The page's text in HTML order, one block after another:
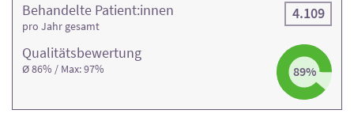
Qualitäts­bewertung
Ø 86% / Max: 97% 89%
Behandelte Patient:innen
pro Jahr gesamt
4.109